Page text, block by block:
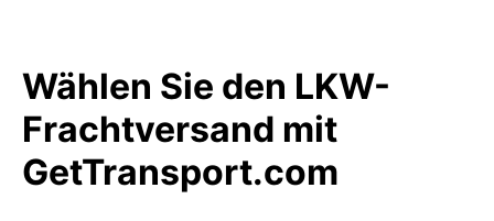
Wählen Sie den LKW-
Frachtversand mit
GetTransport.com